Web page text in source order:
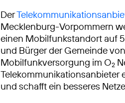
Der
Mecklenburg-Vorpommern
einen Mobilfunkstandort auf
und Bürger der Gemeinde
Mobilfunkversorgung im O2
Telekommunikationsanbieter
und schafft ein besseres